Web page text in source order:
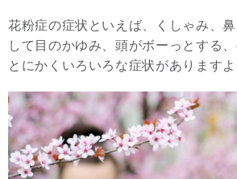
花粉症の症状といえば、くしゃみ、
して目のかゆみ、頭がボーっとする
とにかくいろいろな症状がありますよ